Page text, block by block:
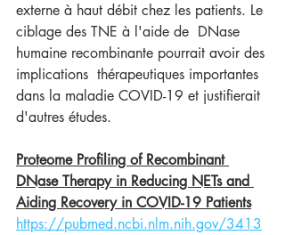
externe à haut débit chez les patients. Le
ciblage des TNE à l'aide de  DNase
humaine recombinante pourrait avoir des
implications  thérapeutiques importantes
dans la maladie COVID-19 et justifierait
d'autres études.
Proteome Profiling of Recombinant
DNase Therapy in Reducing NETs and
Aiding Recovery in COVID-19 Patients
https://pubmed.ncbi.nlm.nih.gov/3413